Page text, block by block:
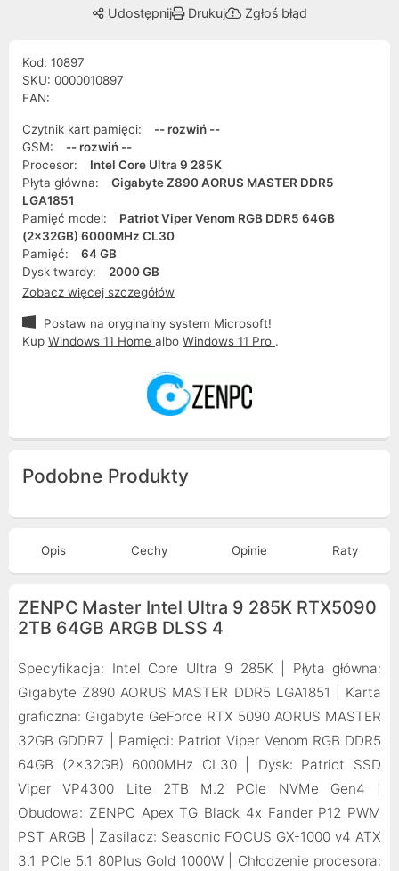
Udostępnij Drukuj Zgłoś błąd
Kod: 10897
SKU: 0000010897
EAN:
Czytnik kart pamięci:
-- rozwiń --
GSM:
-- rozwiń --
Procesor:
Intel Core Ultra 9 285K
Płyta główna:
Gigabyte Z890 AORUS MASTER DDR5
LGA1851
Pamięć model:
Patriot Viper Venom RGB DDR5 64GB
(2x32GB) 6000MHz CL30
Pamięć:
64 GB
Dysk twardy:
2000 GB
Zobacz więcej szczegółów
Postaw na oryginalny system Microsoft!
Kup Windows 11 Home albo Windows 11 Pro .
Podobne Produkty
Opis Cechy Opinie Raty
ZENPC Master Intel Ultra 9 285K RTX5090
2TB 64GB ARGB DLSS 4
Specyfikacja: Intel Core Ultra 9 285K | Płyta główna:
Gigabyte Z890 AORUS MASTER DDR5 LGA1851 | Karta
graficzna: Gigabyte GeForce RTX 5090 AORUS MASTER
32GB GDDR7 | Pamięci: Patriot Viper Venom RGB DDR5
64GB (2x32GB) 6000MHz CL30 | Dysk: Patriot SSD
Viper VP4300 Lite 2TB M.2 PCIe NVMe Gen4 |
Obudowa: ZENPC Apex TG Black 4x Fander P12 PWM
PST ARGB | Zasilacz: Seasonic FOCUS GX-1000 v4 ATX
3.1 PCIe 5.1 80Plus Gold 1000W | Chłodzenie procesora: